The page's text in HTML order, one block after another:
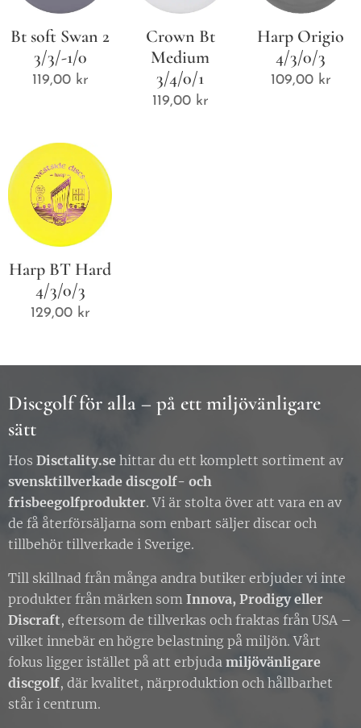
Bt soft Swan 2
3/3/-1/0
119,00kr
Crown Bt
Medium
3/4/0/1
119,00kr
Harp Origio
4/3/0/3
109,00kr
Harp BT Hard
4/3/0/3
129,00kr
Discgolf för alla – på ett miljövänligare
sätt
Hos Disctality.se hittar du ett komplett sortiment av
svensktillverkade discgolf- och
frisbeegolfprodukter. Vi är stolta över att vara en av
de få återförsäljarna som enbart säljer discar och
tillbehör tillverkade i Sverige.
Till skillnad från många andra butiker erbjuder vi inte
produkter från märken som Innova, Prodigy eller
Discraft, eftersom de tillverkas och fraktas från USA –
vilket innebär en högre belastning på miljön. Vårt
fokus ligger istället på att erbjuda miljövänligare
discgolf, där kvalitet, närproduktion och hållbarhet
står i centrum.